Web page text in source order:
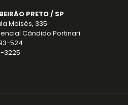
PRETO / SP
Moisés, 335
Cândido Portinari
524
3225